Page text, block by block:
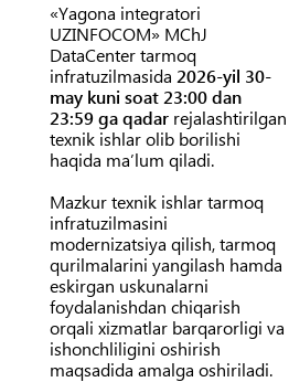
«Yagona integratori
UZINFOCOM» MChJ
DataCenter tarmoq
infratuzilmasida 2026-yil 30-
may kuni soat 23:00 dan
23:59 ga qadar rejalashtirilgan
texnik ishlar olib borilishi
haqida ma’lum qiladi.
Mazkur texnik ishlar tarmoq
infratuzilmasini
modernizatsiya qilish, tarmoq
qurilmalarini yangilash hamda
eskirgan uskunalarni
foydalanishdan chiqarish
orqali xizmatlar barqarorligi va
ishonchliligini oshirish
maqsadida amalga oshiriladi.